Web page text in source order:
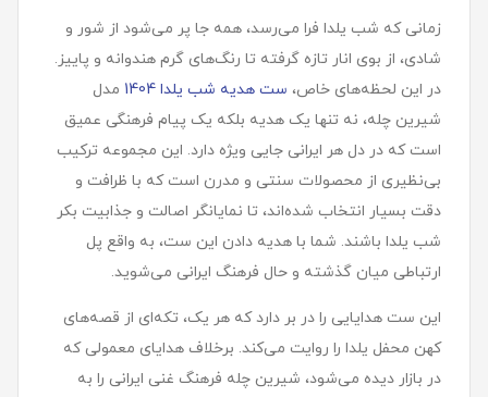
زمانی که شب یلدا فرا می‌رسد، همه جا پر می‌شود از شور و
شادی، از بوی انار تازه گرفته تا رنگ‌های گرم هندوانه و پاییز.
در این لحظه‌های خاص، ست هديه شب یلدا 1404
مدل
شيرين چله، نه تنها یک هدیه بلکه یک پیام فرهنگی عمیق
است که در دل هر ایرانی جایی ویژه دارد. این مجموعه ترکیب
بی‌نظیری از محصولات سنتی و مدرن است که با ظرافت و
دقت بسیار انتخاب شده‌اند، تا نمایانگر اصالت و جذابیت بکر
شب یلدا باشند. شما با هدیه دادن این ست، به واقع پل
ارتباطی میان گذشته و حال فرهنگ ایرانی می‌شوید.
این ست هدایایی را در بر دارد که هر یک، تکه‌ای از قصه‌های
کهن محفل یلدا را روایت می‌کند. برخلاف هدایای معمولی که
در بازار دیده می‌شود، شیرین چله فرهنگ غنی ایرانی را به